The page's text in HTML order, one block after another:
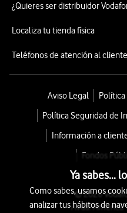
¿Quieres ser distribuidor
Localiza tu tienda física
Teléfonos de atención al cliente
Aviso Legal
Política
Política Seguridad de
Información a
Fondos
© 2026
Avda.
Ya sabes...
Como sabes, usamos
analizar tus hábitos de